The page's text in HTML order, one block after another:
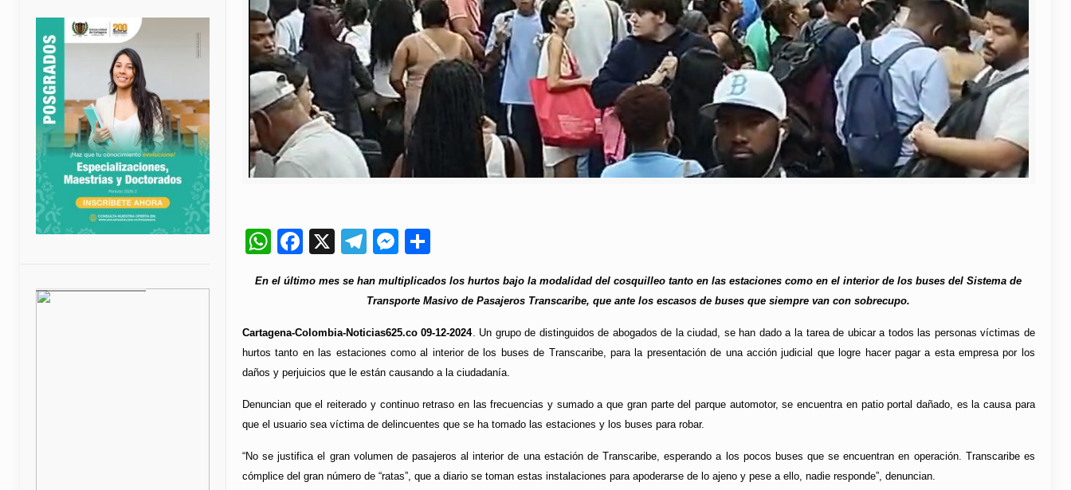
WhatsApp
Facebook
X Telegram
Messenger
En el último mes se han multiplicados los hurtos bajo la modalidad del cosquilleo tanto en las estaciones como en el interior de los buses del Sistema de
Transporte Masivo de Pasajeros Transcaribe, que ante los escasos de buses que siempre van con sobrecupo.
Cartagena-Colombia-Noticias625.co 09-12-2024. Un grupo de distinguidos de abogados de la ciudad, se han dado a la tarea de ubicar a todos las personas víctimas de
hurtos tanto en las estaciones como al interior de los buses de Transcaribe, para la presentación de una acción judicial que logre hacer pagar a esta empresa por los
daños y perjuicios que le están causando a la ciudadanía.
Denuncian que el reiterado y continuo retraso en las frecuencias y sumado a que gran parte del parque automotor, se encuentra en patio portal dañado, es la causa para
que el usuario sea víctima de delincuentes que se ha tomado las estaciones y los buses para robar.
“No se justifica el gran volumen de pasajeros al interior de una estación de Transcaribe, esperando a los pocos buses que se encuentran en operación. Transcaribe es
cómplice del gran número de “ratas”, que a diario se toman estas instalaciones para apoderarse de lo ajeno y pese a ello, nadie responde”, denuncian.